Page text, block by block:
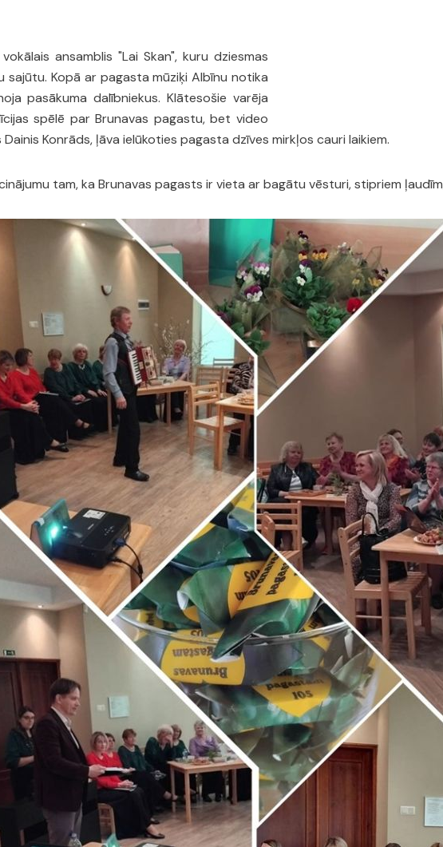
ansamblis "Lai Skan", kuru dziesmas
sajūtu. Kopā ar pagasta mūziķi Albīnu notika
pasākuma dalībniekus. Klātesošie varēja
spēlē par Brunavas pagastu, bet video
Konrāds, ļāva ielūkoties pagasta dzīves mirkļos cauri laikiem.
tam, ka Brunavas pagasts ir vieta ar bagātu vēsturi, stipriem